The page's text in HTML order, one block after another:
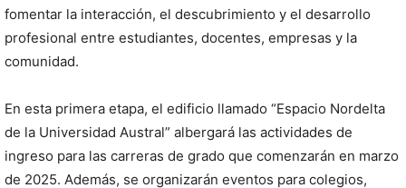
fomentar la interacción, el descubrimiento y el desarrollo
profesional entre estudiantes, docentes, empresas y la
comunidad.
En esta primera etapa, el edificio llamado “Espacio Nordelta
de la Universidad Austral” albergará las actividades de
ingreso para las carreras de grado que comenzarán en marzo
de 2025. Además, se organizarán eventos para colegios,